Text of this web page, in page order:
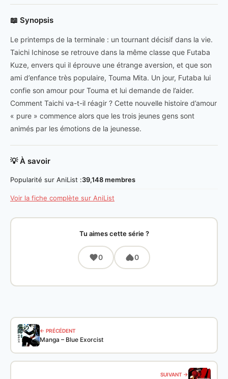
📖 Synopsis
Le printemps de la terminale : un tournant décisif dans la vie.
Taichi Ichinose se retrouve dans la même classe que Futaba
Kuze, envers qui il éprouve une étrange aversion, et que son
ami d’enfance très populaire, Touma Mita. Un jour, Futaba lui
confie son amour pour Touma et lui demande de l’aider.
Comment Taichi va-t-il réagir ? Cette nouvelle histoire d’amour
« pure » commence alors que les trois jeunes gens sont
animés par les émotions de la jeunesse.
💡 À savoir
Popularité sur AniList :39,148 membres
Voir la fiche complète sur AniList
Tu aimes cette série ?
0 0
← PRÉCÉDENT
Manga – Blue Exorcist
SUIVANT →